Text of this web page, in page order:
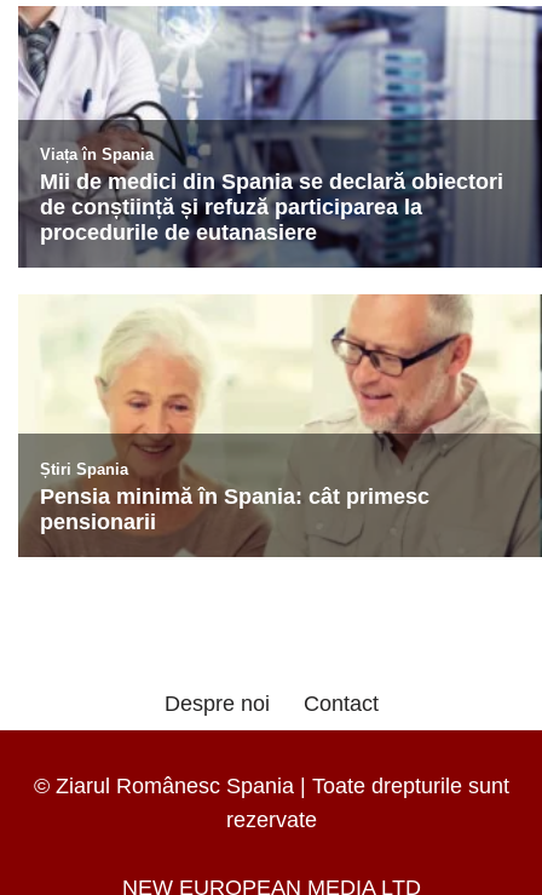
Despre noi Contact
© Ziarul Românesc Spania | Toate drepturile sunt
rezervate
NEW EUROPEAN MEDIA LTD